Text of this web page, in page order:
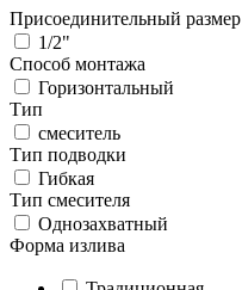
Присоединительный размер
1/2"
Способ монтажа
Горизонтальный
Тип
смеситель
Тип подводки
Гибкая
Тип смесителя
Однозахватный
Форма излива